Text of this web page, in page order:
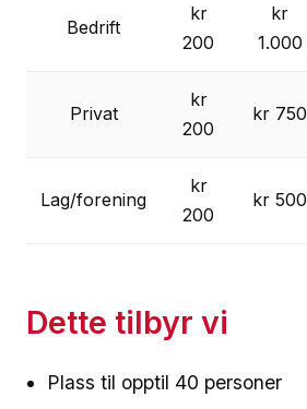
Bedrift
kr
200
kr
1.000
Privat
kr
200
kr 750
Lag/forening
kr
200
kr 500
Dette tilbyr vi
Plass til opptil 40 personer